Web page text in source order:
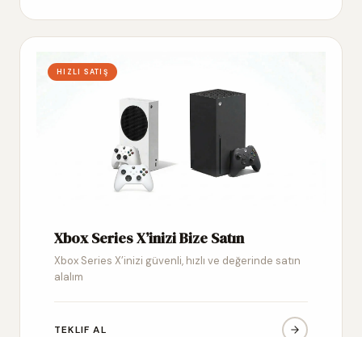
HIZLI SATIŞ
Xbox Series X’inizi Bize Satın
Xbox Series X’inizi güvenli, hızlı ve değerinde satın
alalım
TEKLIF AL